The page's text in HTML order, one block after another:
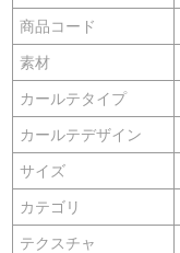
商品コード
素材
カールテタイプ
カールテデザイン
サイズ
カテゴリ
テクスチャ